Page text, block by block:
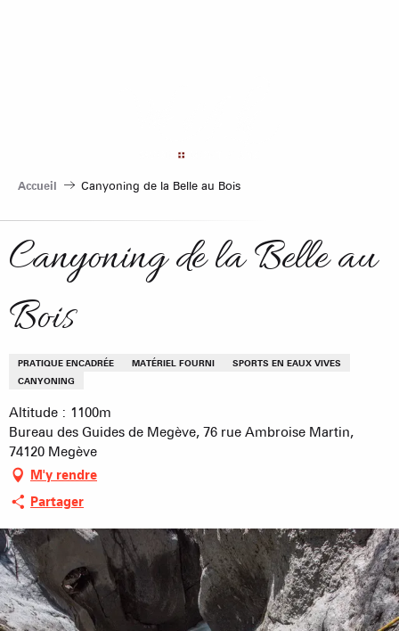
Accueil Canyoning de la Belle au Bois
Canyoning de la Belle au
Bois
PRATIQUE ENCADRÉE MATÉRIEL FOURNI
SPORTS EN EAUX VIVES
CANYONING
Altitude : 1100m
Bureau des Guides de Megève, 76 rue Ambroise Martin,
74120 Megève
M'y rendre
Partager